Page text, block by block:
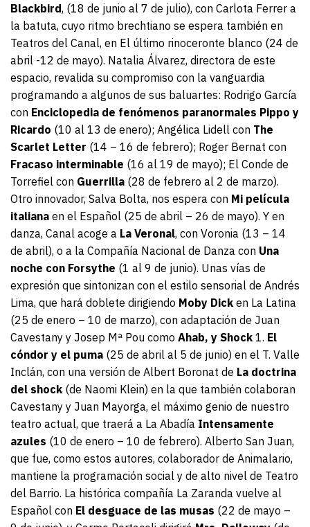
Blackbird, (18 de junio al 7 de julio), con Carlota Ferrer a
la batuta, cuyo ritmo brechtiano se espera también en
Teatros del Canal, en El último rinoceronte blanco (24 de
abril -12 de mayo). Natalia Álvarez, directora de este
espacio, revalida su compromiso con la vanguardia
programando a algunos de sus baluartes: Rodrigo García
con Enciclopedia de fenómenos paranormales Pippo y
Ricardo (10 al 13 de enero); Angélica Lidell con The
Scarlet Letter (14 – 16 de febrero); Roger Bernat con
Fracaso interminable (16 al 19 de mayo); El Conde de
Torrefiel con Guerrilla (28 de febrero al 2 de marzo).
Otro innovador, Salva Bolta, nos espera con Mi película
italiana en el Español (25 de abril – 26 de mayo). Y en
danza, Canal acoge a La Veronal, con Voronia (13 – 14
de abril), o a la Compañía Nacional de Danza con Una
noche con Forsythe (1 al 9 de junio). Unas vías de
expresión que sintonizan con el estilo sensorial de Andrés
Lima, que hará doblete dirigiendo Moby Dick en La Latina
(25 de enero – 10 de marzo), con adaptación de Juan
Cavestany y Josep Mª Pou como Ahab, y Shock 1. El
cóndor y el puma (25 de abril al 5 de junio) en el T. Valle
Inclán, con una versión de Albert Boronat de La doctrina
del shock (de Naomi Klein) en la que también colaboran
Cavestany y Juan Mayorga, el máximo genio de nuestro
teatro actual, que traerá a La Abadía Intensamente
azules (10 de enero – 10 de febrero). Alberto San Juan,
que fue, como estos autores, colaborador de Animalario,
mantiene la programación social y de alto nivel de Teatro
del Barrio. La histórica compañía La Zaranda vuelve al
Español con El desguace de las musas (22 de mayo –